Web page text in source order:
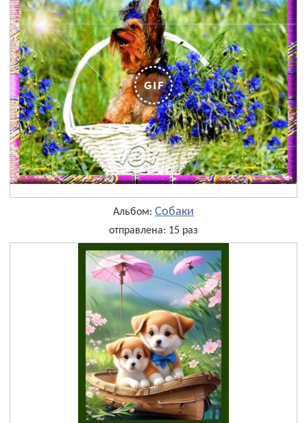
Альбом: Собаки
отправлена: 15 раз